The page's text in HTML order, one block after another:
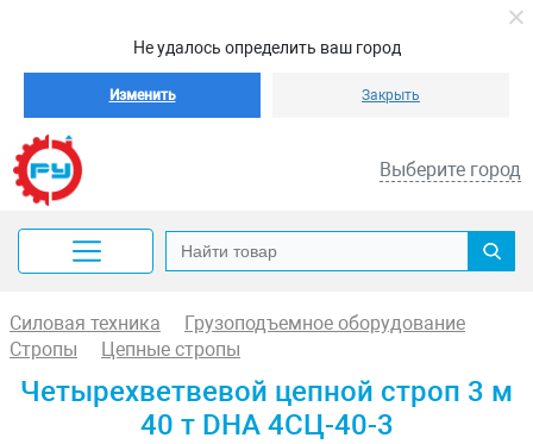
Не удалось определить ваш город
Изменить Закрыть
Выберите город
Силовая техника
Грузоподъемное оборудование
Стропы
Цепные стропы
Четырехветвевой цепной строп 3 м
40 т DHA 4СЦ-40-3